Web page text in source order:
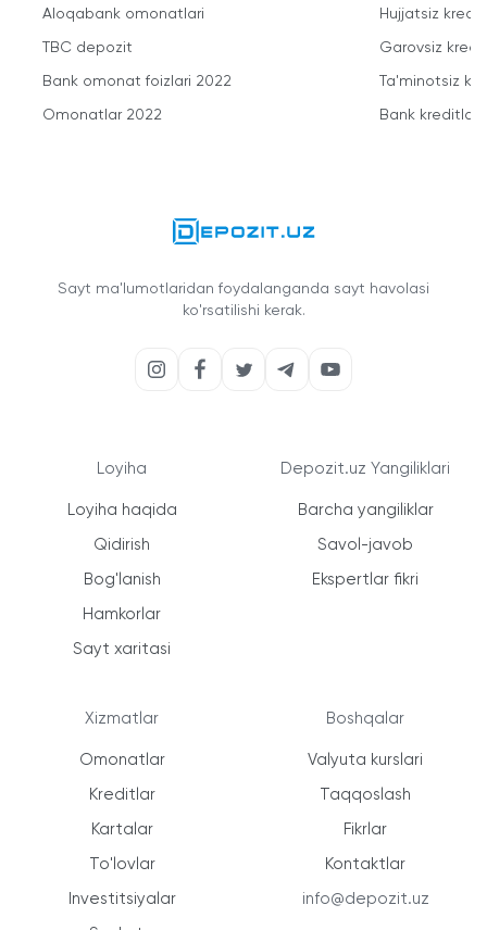
Aloqabank omonatlari
TBC depozit
Bank omonat foizlari 2022
Omonatlar 2022
Hujjatsiz
Garovsiz
Ta'minotsiz
Bank kreditlari
Sayt ma'lumotlaridan foydalanganda sayt havolasi
ko'rsatilishi kerak.
Loyiha
Loyiha haqida
Qidirish
Bog'lanish
Hamkorlar
Sayt xaritasi
Xizmatlar
Omonatlar
Kreditlar
Kartalar
To'lovlar
Investitsiyalar
Depozit.uz Yangiliklari
Barcha yangiliklar
Savol-javob
Ekspertlar fikri
Boshqalar
Valyuta kurslari
Taqqoslash
Fikrlar
Kontaktlar
info@depozit.uz